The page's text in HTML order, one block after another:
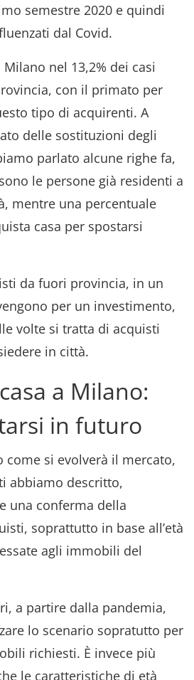
semestre 2020 e quindi
dal Covid.
nel 13,2% dei casi
con il primato per
tipo di acquirenti. A
delle sostituzioni degli
parlato alcune righe fa,
le persone già residenti a
mentre una percentuale
casa per spostarsi
da fuori provincia, in un
per un investimento,
volte si tratta di acquisti
in città.
a Milano:
in futuro
come si evolverà il mercato,
abbiamo descritto,
una conferma della
soprattutto in base all’età
agli immobili del
a partire dalla pandemia,
lo scenario sopratutto per
richiesti. È invece più
le caratteristiche di età